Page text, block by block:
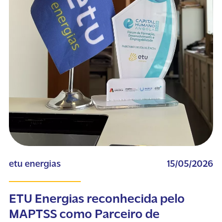
etu energias 15/05/2026
ETU Energias reconhecida pelo
MAPTSS como Parceiro de